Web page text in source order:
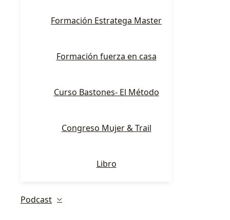
Formación Estratega Master
Formación fuerza en casa
Curso Bastones- El Método
Congreso Mujer & Trail
Libro
Podcast